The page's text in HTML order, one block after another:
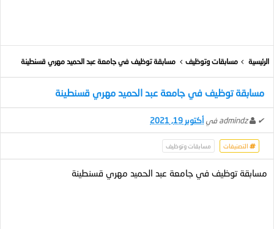
الرئيسية مسابقات وتوظيف مسابقة توظيف في جامعة عبد الحميد مهري قسنطينة
مسابقة توظيف في جامعة عبد الحميد مهري قسنطينة
✔
admindz فيأكتوبر 19, 2021
التصنيفات مسابقات وتوظيف
مسابقة توظيف في جامعة عبد الحميد مهري قسنطينة